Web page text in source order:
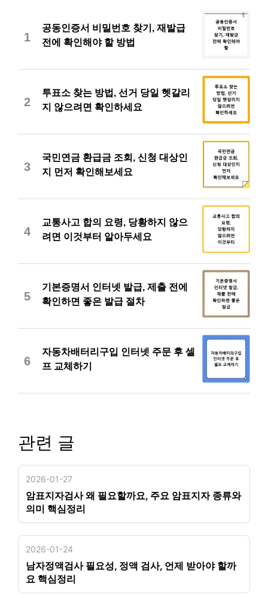
1
공동인증서 비밀번호 찾기, 재발급
전에 확인해야 할 방법
2
투표소 찾는 방법, 선거 당일 헷갈리
지 않으려면 확인하세요
3
국민연금 환급금 조회, 신청 대상인
지 먼저 확인해보세요
4
교통사고 합의 요령, 당황하지 않으
려면 이것부터 알아두세요
5
기본증명서 인터넷 발급, 제출 전에
확인하면 좋은 발급 절차
6
자동차배터리구입 인터넷 주문 후 셀
프 교체하기
관련 글
2026-01-27
암표지자검사 왜 필요할까요, 주요 암표지자 종류와
의미 핵심정리
2026-01-24
남자정액검사 필요성, 정액 검사, 언제 받아야 할까
요 핵심정리